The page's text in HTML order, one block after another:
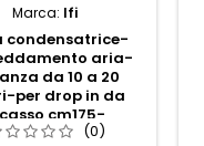
Marca: Ifi
condensatrice-
aria-
da 10 a 20
per drop in da
cm175-
caldo freddo
(0)